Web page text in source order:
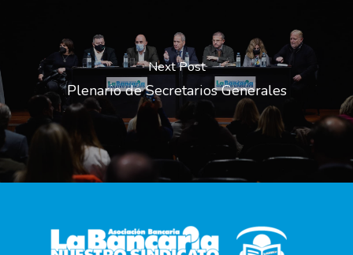
Next Post
Plenario de Secretarios Generales